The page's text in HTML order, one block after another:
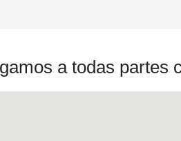
a todas partes